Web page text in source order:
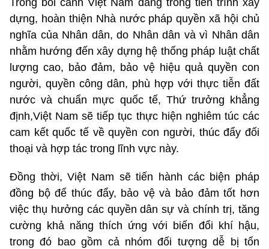
Trong bối cảnh Việt Nam đang trong tiến trình xây
dựng, hoàn thiện Nhà nước pháp quyền xã hội chủ
nghĩa của Nhân dân, do Nhân dân và vì Nhân dân
nhằm hướng đến xây dựng hệ thống pháp luật chất
lượng cao, bảo đảm, bảo vệ hiệu quả quyền con
người, quyền công dân, phù hợp với thực tiễn đất
nước và chuẩn mực quốc tế, Thứ trưởng khẳng
định,Việt Nam sẽ tiếp tục thực hiện nghiêm túc các
cam kết quốc tế về quyền con người, thúc đẩy đối
thoại và hợp tác trong lĩnh vực này.
Đồng thời, Việt Nam sẽ tiến hành các biện pháp
đồng bộ để thúc đẩy, bảo vệ và bảo đảm tốt hơn
việc thụ hưởng các quyền dân sự và chính trị, tăng
cường khả năng thích ứng với biến đổi khí hậu,
trong đó bao gồm cả nhóm đối tượng dễ bị tổn